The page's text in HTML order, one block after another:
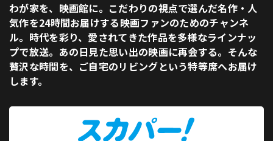
わが家を、映画館に。こだわりの視点で選んだ名作・人
気作を24時間お届けする映画ファンのためのチャンネ
ル。時代を彩り、愛されてきた作品を多様なラインナッ
プで放送。あの日見た思い出の映画に再会する。そんな
贅沢な時間を、ご自宅のリビングという特等席へお届け
します。